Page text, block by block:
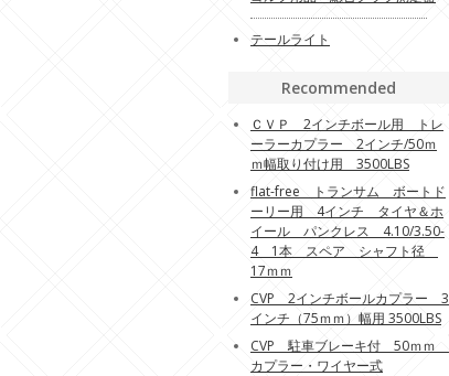
テールライト
Recommended
ＣＶＰ 2インチボール用 トレ
ーラーカプラー 2インチ/50ｍ
ｍ幅取り付け用 3500LBS
flat-free トランサム ボートド
ーリー用 4インチ タイヤ＆ホ
イール パンクレス 4.10/3.50-
4 1本 スペア シャフト径
17ｍｍ
CVP 2インチボールカプラー 3
インチ（75ｍｍ）幅用 3500LBS
CVP 駐車ブレーキ付 50ｍｍ
カプラー・ワイヤー式